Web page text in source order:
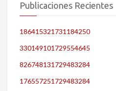
Publicaciones Recientes
186415321731184250
330149101729554645
826748131729483284
176557251729483284